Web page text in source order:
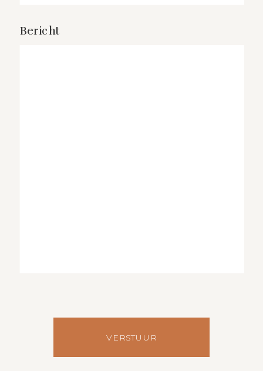
VERSTUUR
Bericht